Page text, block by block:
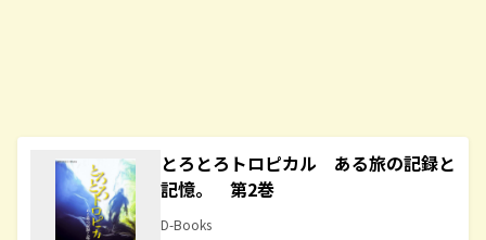
とろとろトロピカル ある旅の記録と
記憶。 第2巻
D-Books